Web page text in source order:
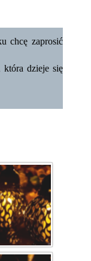
chcę zaprosić
która dzieje się